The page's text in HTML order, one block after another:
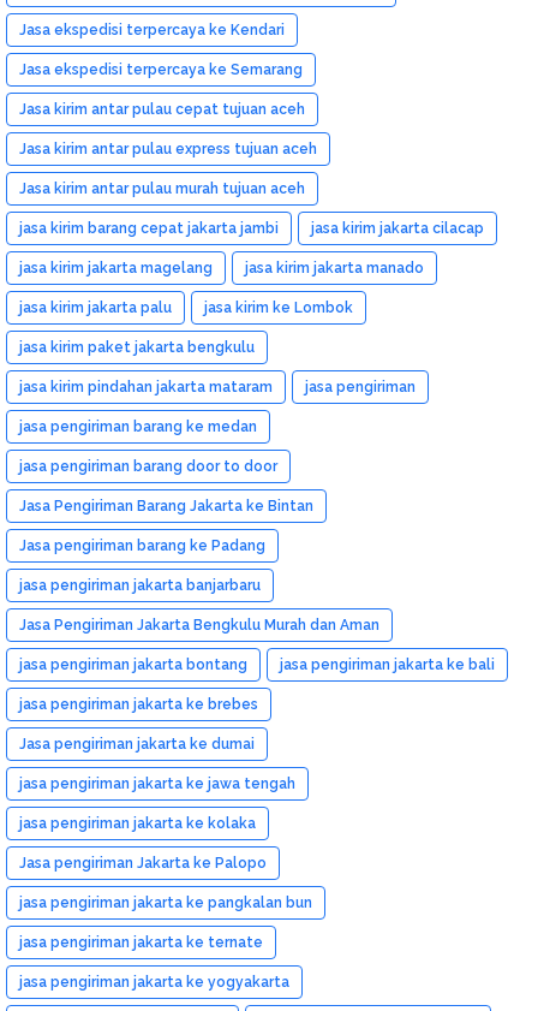
Jasa ekspedisi terpercaya ke Kendari
Jasa ekspedisi terpercaya ke Semarang
Jasa kirim antar pulau cepat tujuan aceh
Jasa kirim antar pulau express tujuan aceh
Jasa kirim antar pulau murah tujuan aceh
jasa kirim barang cepat jakarta jambi jasa kirim jakarta cilacap
jasa kirim jakarta magelang jasa kirim jakarta manado
jasa kirim jakarta palu jasa kirim ke Lombok
jasa kirim paket jakarta bengkulu
jasa kirim pindahan jakarta mataram jasa pengiriman
jasa pengiriman barang ke medan
jasa pengiriman barang door to door
Jasa Pengiriman Barang Jakarta ke Bintan
Jasa pengiriman barang ke Padang
jasa pengiriman jakarta banjarbaru
Jasa Pengiriman Jakarta Bengkulu Murah dan Aman
jasa pengiriman jakarta bontang jasa pengiriman jakarta ke bali
jasa pengiriman jakarta ke brebes
Jasa pengiriman jakarta ke dumai
jasa pengiriman jakarta ke jawa tengah
jasa pengiriman jakarta ke kolaka
Jasa pengiriman Jakarta ke Palopo
jasa pengiriman jakarta ke pangkalan bun
jasa pengiriman jakarta ke ternate
jasa pengiriman jakarta ke yogyakarta